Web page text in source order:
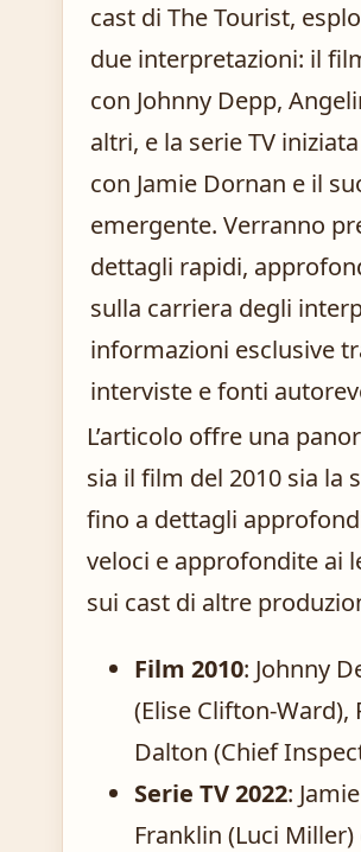
cast di The Tourist,
due interpretazioni: il
con Johnny Depp,
altri, e la serie TV
con Jamie Dornan e il
emergente. Verranno
dettagli rapidi,
sulla carriera degli
informazioni esclusive
interviste e fonti
L’articolo offre una
sia il film del 2010 sia la
fino a dettagli
veloci e approfondite ai
sui cast di altre
Film 2010: Johnny
(Elise Clifton-
Dalton (Chief
Serie TV 2022:
Franklin (Luci